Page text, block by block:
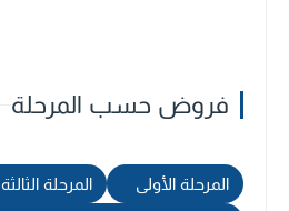
فروض حسب المرحلة
المرحلة الأولى المرحلة الثالثة